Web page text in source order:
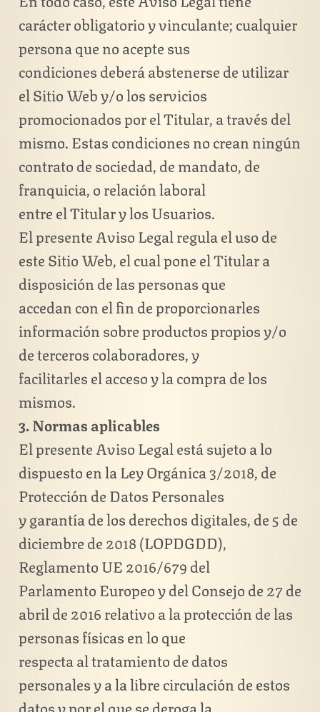
carácter obligatorio y vinculante; cualquier
persona que no acepte sus
condiciones deberá abstenerse de utilizar
el Sitio Web y/o los servicios
promocionados por el Titular, a través del
mismo. Estas condiciones no crean ningún
contrato de sociedad, de mandato, de
franquicia, o relación laboral
entre el Titular y los Usuarios.
El presente Aviso Legal regula el uso de
este Sitio Web, el cual pone el Titular a
disposición de las personas que
accedan con el fin de proporcionarles
información sobre productos propios y/o
de terceros colaboradores, y
facilitarles el acceso y la compra de los
mismos.
3. Normas aplicables
El presente Aviso Legal está sujeto a lo
dispuesto en la Ley Orgánica 3/2018, de
Protección de Datos Personales
y garantía de los derechos digitales, de 5 de
diciembre de 2018 (LOPDGDD),
Reglamento UE 2016/679 del
Parlamento Europeo y del Consejo de 27 de
abril de 2016 relativo a la protección de las
personas físicas en lo que
respecta al tratamiento de datos
personales y a la libre circulación de estos
datos y por el que se deroga la